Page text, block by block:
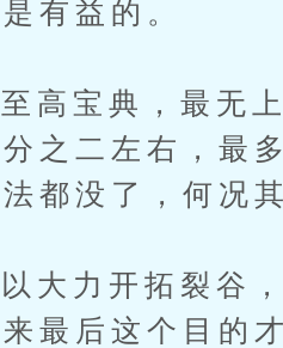
有益的。
典，最无上
之二左右，最
都没了，何况
开拓裂谷，
最后这个目的